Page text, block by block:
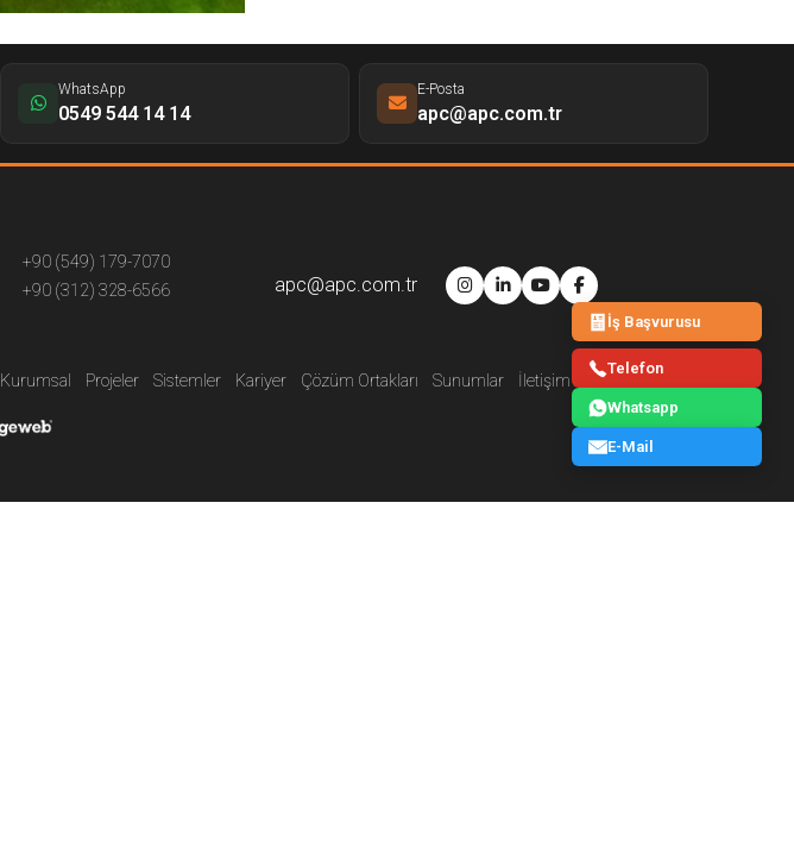
WhatsApp
0549 544 14 14
E-Posta
apc@apc.com.tr
+90 (549) 179-7070
+90 (312) 328-6566
apc@apc.com.tr
Kurumsal Projeler Sistemler Kariyer Çözüm Ortakları Sunumlar İletişim E-Katalog
İş Başvurusu
Telefon
Whatsapp
E-Mail